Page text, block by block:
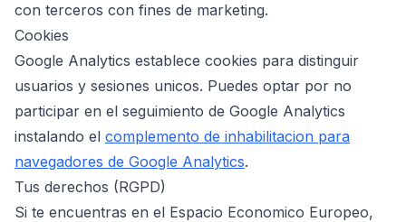
con terceros con fines de marketing.
Cookies
Google Analytics establece cookies para distinguir
usuarios y sesiones unicos. Puedes optar por no
participar en el seguimiento de Google Analytics
instalando el complemento de inhabilitacion para
navegadores de Google Analytics.
Tus derechos (RGPD)
Si te encuentras en el Espacio Economico Europeo,